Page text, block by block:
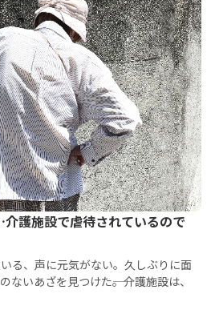
護施設で虐待されているので
る、声に元気がない。久しぶりに面
いあざを見つけた――。介護施設は、